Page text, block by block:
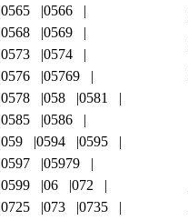
0565
0566
0568
0569
0573
0574
0576
05769
0578 058
0581
0585
0586
059 0594
0595
0597
05979
0599 06
072
0725 073
0735